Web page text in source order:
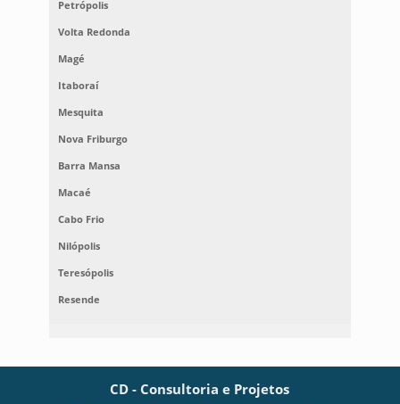
Petrópolis
Volta Redonda
Magé
Itaboraí
Mesquita
Nova Friburgo
Barra Mansa
Macaé
Cabo Frio
Nilópolis
Teresópolis
Resende
CD - Consultoria e Projetos